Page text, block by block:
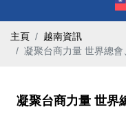
主頁
越南資訊
凝聚台商力量 世界總
凝聚台商力量 世界